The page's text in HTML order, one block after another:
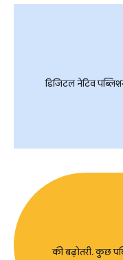
डिजिटल नेटिव
की बढ़ोतरी. कुछ